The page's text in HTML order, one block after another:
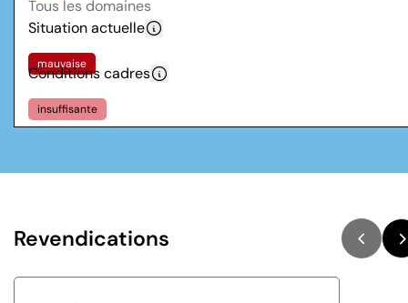
Deutsch
Tous les domaines
Situation actuelle
mauvaise
Conditions cadres
insuffisante
Revendications